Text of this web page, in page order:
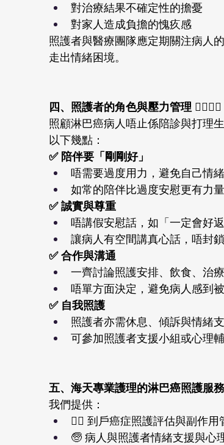
對治療結果不確定性的擔憂
對家人造成負擔的愧疚感
照護者與醫療團隊應定期關注病人
走出情緒困境。
四、照護者的角色與壓力管理 🧍‍♀️🧍‍♂️
照顧淋巴癌病人唔止係陪診與打理
以下幾點：
✅ 陪伴要「剛剛好」
唔需要過度用力，避免自己情
如常的陪伴比過度安慰更有力量
✅ 誠實與尊重
唔講假安慰話，如「一定會好返
讓病人有空間講真心話，唔封
✅ 合作與溝通
一齊討論照護安排、飲食、治
唔單方面決定，避免病人感到
✅ 自我照護
照護者亦需休息、傾訴與情緒
可參加照護者支援小組或心理
五、海天專業護理的淋巴癌照護服
我們提供：
🧑‍⚕️ 到戶癌症照護評估與副作用
🧓 病人與照護者情緒支援與心